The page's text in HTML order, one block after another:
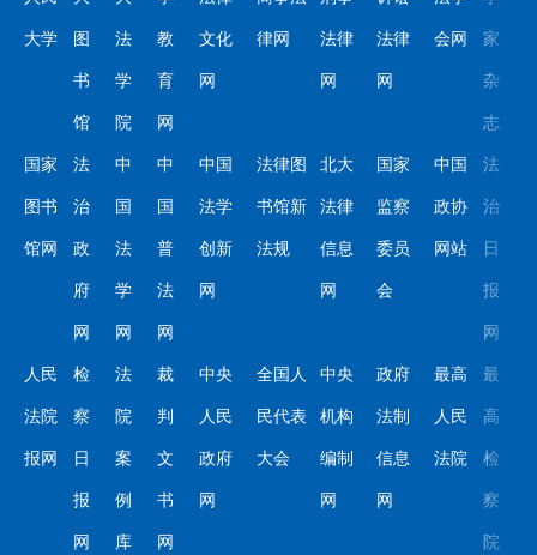
大学 图
书
馆
法
学
院
教
育
网
文化
网
律网 法律
网
法律
网
会网 家
杂
志
国家
图书
馆网
法
治
政
府
网
中
国
法
学
网
中
国
普
法
网
中国
法学
创新
网
法律图
书馆新
法规
北大
法律
信息
网
国家
监察
委员
会
中国
政协
网站
法
治
日
报
网
人民
法院
报网
检
察
日
报
网
法
院
案
例
库
裁
判
文
书
网
中央
人民
政府
网
全国人
民代表
大会
中央
机构
编制
网
政府
法制
信息
网
最高
人民
法院
最
高
检
察
院